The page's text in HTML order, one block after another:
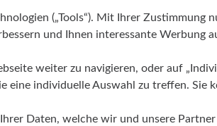
(„Tools“). Mit Ihrer
und Ihnen interessante Werbung
weiter zu navigieren, oder auf
eine individuelle Auswahl zu treffen.
Daten, welche wir und unsere